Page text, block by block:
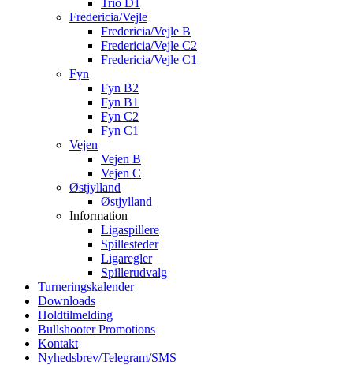
Fredericia/Vejle
Fredericia/Vejle B
Fredericia/Vejle C2
Fredericia/Vejle C1
Fyn
Fyn B2
Fyn B1
Fyn C2
Fyn C1
Vejen
Vejen B
Vejen C
Østjylland
Østjylland
Information
Ligaspillere
Spillesteder
Ligaregler
Spillerudvalg
Turneringskalender
Downloads
Holdtilmelding
Bullshooter Promotions
Kontakt
Nyhedsbrev/Telegram/SMS